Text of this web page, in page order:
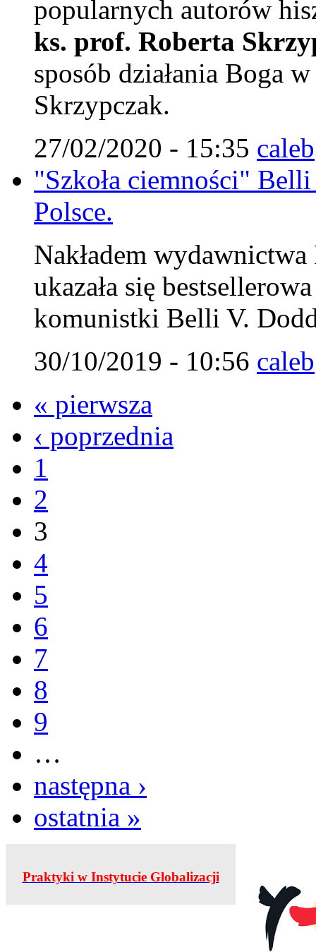
popularnych autorów
ks. prof. Roberta
sposób działania Boga
Skrzypczak.
27/02/2020 - 15:35 caleb
"Szkoła ciemności"
Polsce.
Nakładem
ukazała się
komunistki Belli V.
30/10/2019 - 10:56 caleb
« pierwsza
‹ poprzednia
1
2
3
4
5
6
7
8
9
…
następna ›
ostatnia »
Praktyki w Instytucie Globalizacji